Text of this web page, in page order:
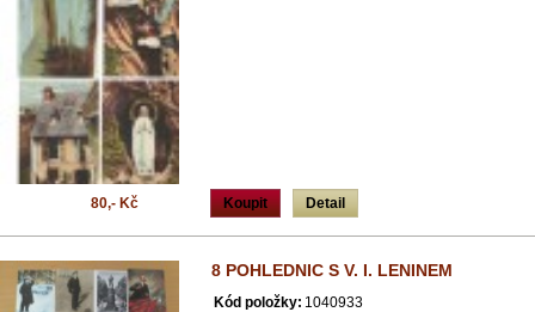
Koupit Detail
80,- Kč
8 POHLEDNIC S V. I. LENINEM
Kód položky: 1040933